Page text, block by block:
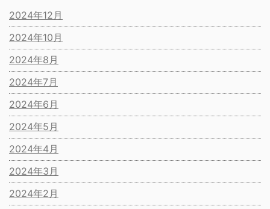
2024年12月
2024年10月
2024年8月
2024年7月
2024年6月
2024年5月
2024年4月
2024年3月
2024年2月